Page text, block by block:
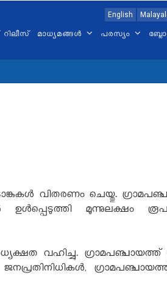
English
മാധ്യമങ്ങൾ പരസ്യം
വിതരണം ചെയ്തു.
ഉള്‍പ്പെടുത്തി മൂന്നുലക്ഷം
വഹിച്ചു. ഗ്രാമപഞ്ചായത്ത്